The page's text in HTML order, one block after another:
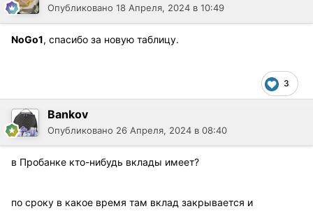
Опубликовано 18 Апреля, 2024 в 10:49
NoGo1, спасибо за новую таблицу.
3
Bankov
Опубликовано 26 Апреля, 2024 в 08:40
в Пробанке кто-нибудь вклады имеет?
по сроку в какое время там вклад закрывается и